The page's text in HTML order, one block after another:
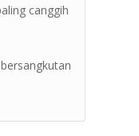
canggih